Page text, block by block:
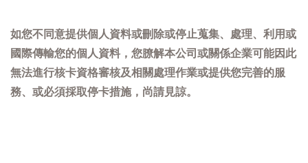
如您不同意提供個人資料或刪除或停止蒐集、處理、利用或
國際傳輸您的個人資料，您膫解本公司或關係企業可能因此
無法進行核卡資格審核及相關處理作業或提供您完善的服
務、或必須採取停卡措施，尚請見諒。